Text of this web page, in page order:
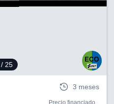
/ 25
3 meses
Precio financiado